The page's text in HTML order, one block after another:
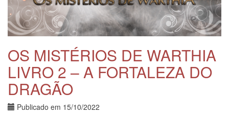
OS MISTÉRIOS DE WARTHIA
LIVRO 2 – A FORTALEZA DO
DRAGÃO
Publicado em 15/10/2022